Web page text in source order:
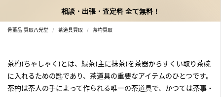
相談・出張・査定料 全て無料！
骨董品 買取八光堂 茶道具買取 茶杓買取
茶杓(ちゃしゃく)とは、緑茶(主に抹茶)を茶器からすくい取り茶碗
に入れるための匙であり、茶道具の重要なアイテムのひとつです。
茶杓は茶人の手によって作られる唯一の茶道具で、かつては茶事・